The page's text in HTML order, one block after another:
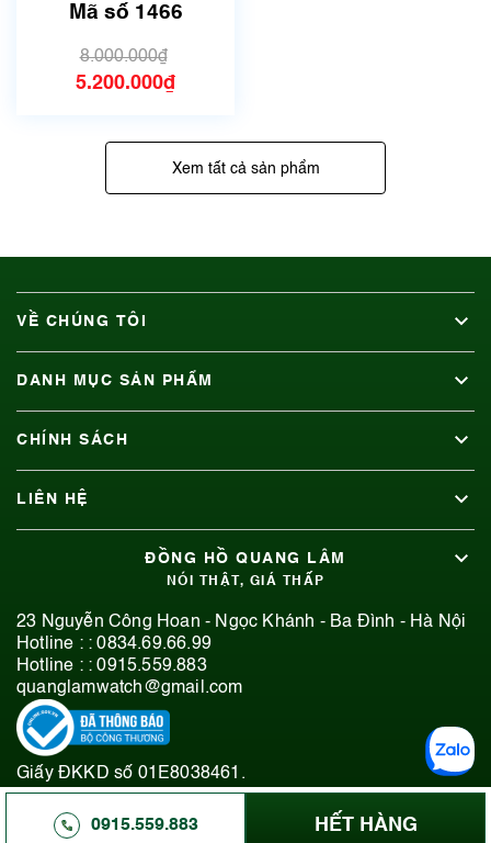
Mã số 1466
8.000.000₫
5.200.000₫
Xem tất cả sản phẩm
0915.559.883 HẾT HÀNG
VỀ CHÚNG TÔI
DANH MỤC SẢN PHẨM
CHÍNH SÁCH
LIÊN HỆ
ĐỒNG HỒ QUANG LÂM
NÓI THẬT, GIÁ THẤP
23 Nguyễn Công Hoan - Ngọc Khánh - Ba Đình - Hà Nội
Hotline : :0834.69.66.99
Hotline : :0915.559.883
quanglamwatch@gmail.com
Giấy ĐKKD số 01E8038461.
© 2019-2026 Bản quyền thuộc Đồng Hồ Quang Lâm.